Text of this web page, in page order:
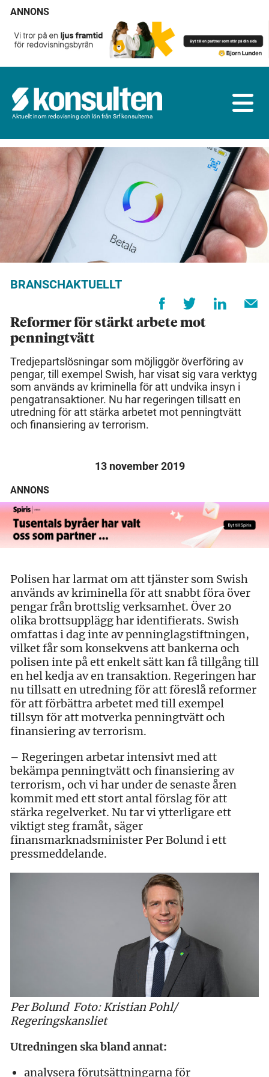
ANNONS
Aktuellt inom redovisning och lön från Srf konsulterna
BRANSCHAKTUELLT
Reformer för stärkt arbete mot
penningtvätt
Tredjepartslösningar som möjliggör överföring av
pengar, till exempel Swish, har visat sig vara verktyg
som används av kriminella för att undvika insyn i
pengatransaktioner. Nu har regeringen tillsatt en
utredning för att stärka arbetet mot penningtvätt
och finansiering av terrorism.
13 november 2019
ANNONS
Polisen har larmat om att tjänster som Swish
används av kriminella för att snabbt föra över
pengar från brottslig verksamhet. Över 20
olika brottsupplägg har identifierats. Swish
omfattas i dag inte av penninglagstiftningen,
vilket får som konsekvens att bankerna och
polisen inte på ett enkelt sätt kan få tillgång till
en hel kedja av en transaktion. Regeringen har
nu tillsatt en utredning för att föreslå reformer
för att förbättra arbetet med till exempel
tillsyn för att motverka penningtvätt och
finansiering av terrorism.
– Regeringen arbetar intensivt med att
bekämpa penningtvätt och finansiering av
terrorism, och vi har under de senaste åren
kommit med ett stort antal förslag för att
stärka regelverket. Nu tar vi ytterligare ett
viktigt steg framåt, säger
finansmarknadsminister Per Bolund i ett
pressmeddelande.
Per Bolund Foto: Kristian Pohl/
Regeringskansliet
Utredningen ska bland annat:
analysera förutsättningarna för